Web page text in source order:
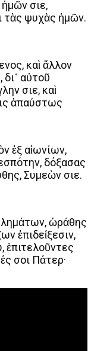
Ὅσιε,
ψυχὰς ἡμῶν.
καὶ ἄλλον
αὐτοῦ
Ὅσιε, καὶ
ἀπαύστως
ἐξ αἰωνίων,
δόξασας
Συμεὼν Ὅσιε.
ὡράθης
ἐπιδείξεσιν,
ἐπιτελοῦντες
σοι Πάτερ·